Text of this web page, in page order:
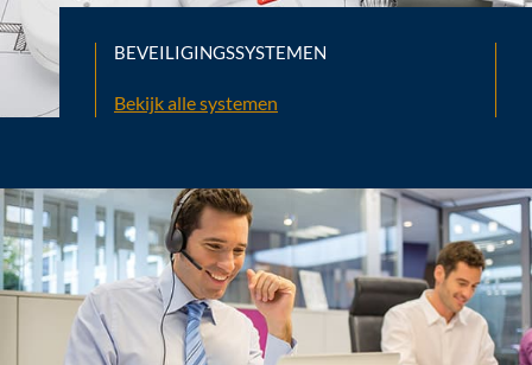
BEVEILIGINGSSYSTEMEN
Bekijk alle systemen